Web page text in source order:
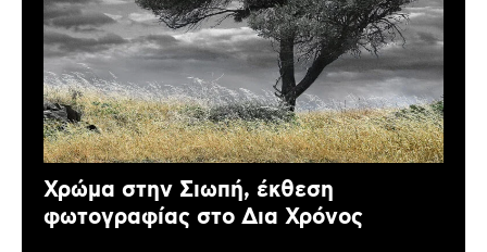
Χρώμα στην Σιωπή, έκθεση
φωτογραφίας στο Δια Χρόνος